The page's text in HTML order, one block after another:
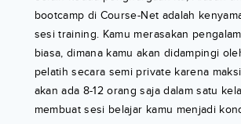
bootcamp di Course-Net adalah
sesi training. Kamu merasakan
biasa, dimana kamu akan didampingi
pelatih secara semi private karena
akan ada 8-12 orang saja dalam satu
membuat sesi belajar kamu menjadi